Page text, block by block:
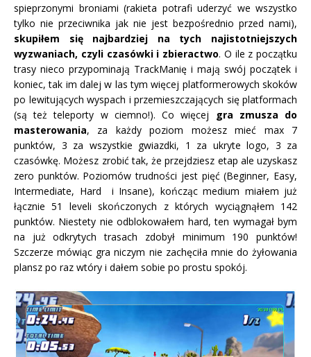
spieprzonymi broniami (rakieta potrafi uderzyć we wszystko
tylko nie przeciwnika jak nie jest bezpośrednio przed nami),
skupiłem się najbardziej na tych najistotniejszych
wyzwaniach, czyli czasówki i zbieractwo. O ile z początku
trasy nieco przypominają TrackManię i mają swój początek i
koniec, tak im dalej w las tym więcej platformerowych skoków
po lewitujących wyspach i przemieszczających się platformach
(są też teleporty w ciemno!). Co więcej gra zmusza do
masterowania, za każdy poziom możesz mieć max 7
punktów, 3 za wszystkie gwiazdki, 1 za ukryte logo, 3 za
czasówkę. Możesz zrobić tak, że przejdziesz etap ale uzyskasz
zero punktów. Poziomów trudności jest pięć (Beginner, Easy,
Intermediate, Hard i Insane), kończąc medium miałem już
łącznie 51 leveli skończonych z których wyciągnąłem 142
punktów. Niestety nie odblokowałem hard, ten wymagał bym
na już odkrytych trasach zdobył minimum 190 punktów!
Szczerze mówiąc gra niczym nie zachęciła mnie do żyłowania
plansz po raz wtóry i dałem sobie po prostu spokój.